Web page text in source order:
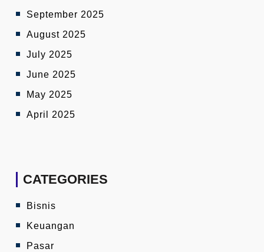
September 2025
August 2025
July 2025
June 2025
May 2025
April 2025
CATEGORIES
Bisnis
Keuangan
Pasar